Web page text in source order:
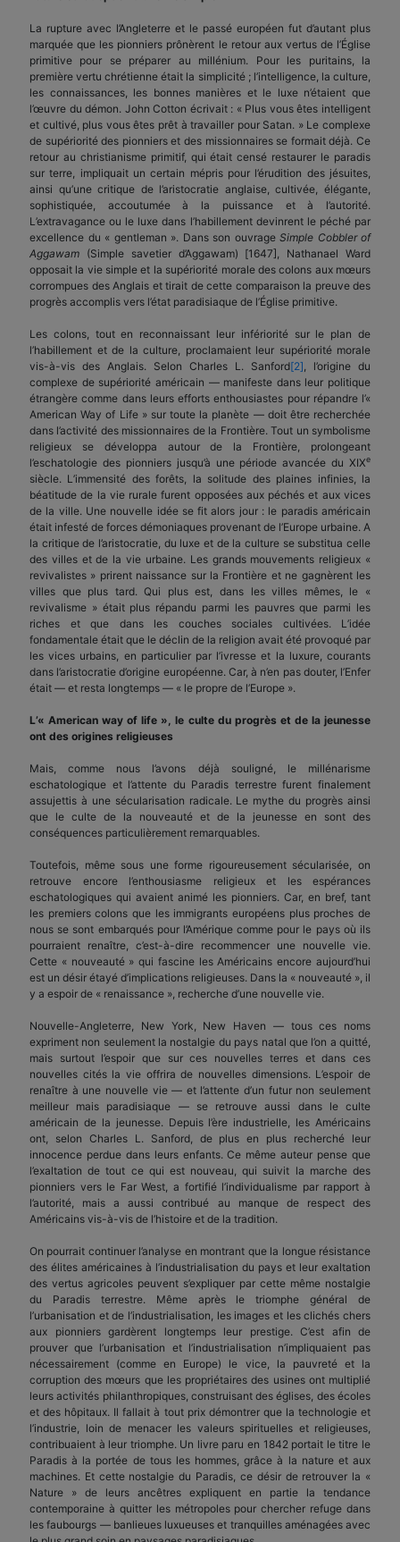
La rupture avec l’Angleterre et le passé européen fut d’autant plus
marquée que les pionniers prônèrent le retour aux vertus de l’Église
primitive pour se préparer au millénium. Pour les puritains, la
première vertu chrétienne était la simplicité ; l’intelligence, la culture,
les connaissances, les bonnes manières et le luxe n’étaient que
l’œuvre du démon. John Cotton écrivait : « Plus vous êtes intelligent
et cultivé, plus vous êtes prêt à travailler pour Satan. » Le complexe
de supériorité des pionniers et des missionnaires se formait déjà. Ce
retour au christianisme primitif, qui était censé restaurer le paradis
sur terre, impliquait un certain mépris pour l’érudition des jésuites,
ainsi qu’une critique de l’aristocratie anglaise, cultivée, élégante,
sophistiquée, accoutumée à la puissance et à l’autorité.
L’extravagance ou le luxe dans l’habillement devinrent le péché par
excellence du « gentleman ». Dans son ouvrage Simple Cobbler of
Aggawam (Simple savetier d’Aggawam) [1647], Nathanael Ward
opposait la vie simple et la supériorité morale des colons aux mœurs
corrompues des Anglais et tirait de cette comparaison la preuve des
progrès accomplis vers l’état paradisiaque de l’Église primitive.
Les colons, tout en reconnaissant leur infériorité sur le plan de
l’habillement et de la culture, proclamaient leur supériorité morale
vis-à-vis des Anglais. Selon Charles L. Sanford[2] , l’origine du
complexe de supériorité américain — manifeste dans leur politique
étrangère comme dans leurs efforts enthousiastes pour répandre l’«
American Way of Life » sur toute la planète — doit être recherchée
dans l’activité des missionnaires de la Frontière. Tout un symbolisme
religieux se développa autour de la Frontière, prolongeant
l’eschatologie des pionniers jusqu’à une période avancée du XIXe
siècle. L’immensité des forêts, la solitude des plaines infinies, la
béatitude de la vie rurale furent opposées aux péchés et aux vices
de la ville. Une nouvelle idée se fit alors jour : le paradis américain
était infesté de forces démoniaques provenant de l’Europe urbaine. A
la critique de l’aristocratie, du luxe et de la culture se substitua celle
des villes et de la vie urbaine. Les grands mouvements religieux «
revivalistes » prirent naissance sur la Frontière et ne gagnèrent les
villes que plus tard. Qui plus est, dans les villes mêmes, le «
revivalisme » était plus répandu parmi les pauvres que parmi les
riches et que dans les couches sociales cultivées. L’idée
fondamentale était que le déclin de la religion avait été provoqué par
les vices urbains, en particulier par l’ivresse et la luxure, courants
dans l’aristocratie d’origine européenne. Car, à n’en pas douter, l’Enfer
était — et resta longtemps — « le propre de l’Europe ».
L’« American way of life », le culte du progrès et de la jeunesse
ont des origines religieuses
Mais, comme nous l’avons déjà souligné, le millénarisme
eschatologique et l’attente du Paradis terrestre furent finalement
assujettis à une sécularisation radicale. Le mythe du progrès ainsi
que le culte de la nouveauté et de la jeunesse en sont des
conséquences particulièrement remarquables.
Toutefois, même sous une forme rigoureusement sécularisée, on
retrouve encore l’enthousiasme religieux et les espérances
eschatologiques qui avaient animé les pionniers. Car, en bref, tant
les premiers colons que les immigrants européens plus proches de
nous se sont embarqués pour l’Amérique comme pour le pays où ils
pourraient renaître, c’est-à-dire recommencer une nouvelle vie.
Cette « nouveauté » qui fascine les Américains encore aujourd’hui
est un désir étayé d’implications religieuses. Dans la « nouveauté », il
y a espoir de « renaissance », recherche d’une nouvelle vie.
Nouvelle-Angleterre, New York, New Haven — tous ces noms
expriment non seulement la nostalgie du pays natal que l’on a quitté,
mais surtout l’espoir que sur ces nouvelles terres et dans ces
nouvelles cités la vie offrira de nouvelles dimensions. L’espoir de
renaître à une nouvelle vie — et l’attente d’un futur non seulement
meilleur mais paradisiaque — se retrouve aussi dans le culte
américain de la jeunesse. Depuis l’ère industrielle, les Américains
ont, selon Charles L. Sanford, de plus en plus recherché leur
innocence perdue dans leurs enfants. Ce même auteur pense que
l’exaltation de tout ce qui est nouveau, qui suivit la marche des
pionniers vers le Far West, a fortifié l’individualisme par rapport à
l’autorité, mais a aussi contribué au manque de respect des
Américains vis-à-vis de l’histoire et de la tradition.
On pourrait continuer l’analyse en montrant que la longue résistance
des élites américaines à l’industrialisation du pays et leur exaltation
des vertus agricoles peuvent s’expliquer par cette même nostalgie
du Paradis terrestre. Même après le triomphe général de
l’urbanisation et de l’industrialisation, les images et les clichés chers
aux pionniers gardèrent longtemps leur prestige. C’est afin de
prouver que l’urbanisation et l’industrialisation n’impliquaient pas
nécessairement (comme en Europe) le vice, la pauvreté et la
corruption des mœurs que les propriétaires des usines ont multiplié
leurs activités philanthropiques, construisant des églises, des écoles
et des hôpitaux. Il fallait à tout prix démontrer que la technologie et
l’industrie, loin de menacer les valeurs spirituelles et religieuses,
contribuaient à leur triomphe. Un livre paru en 1842 portait le titre le
Paradis à la portée de tous les hommes, grâce à la nature et aux
machines. Et cette nostalgie du Paradis, ce désir de retrouver la «
Nature » de leurs ancêtres expliquent en partie la tendance
contemporaine à quitter les métropoles pour chercher refuge dans
les faubourgs — banlieues luxueuses et tranquilles aménagées avec